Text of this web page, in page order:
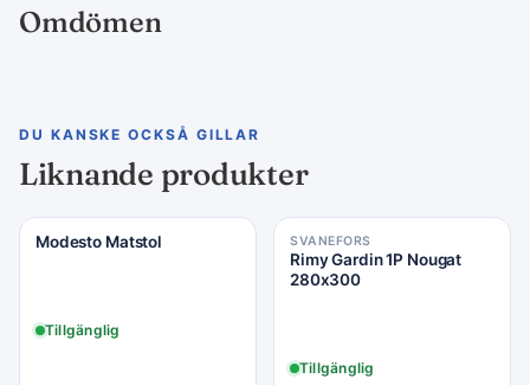
Omdömen
DU KANSKE OCKSÅ GILLAR
Liknande produkter
Modesto Matstol
Tillgänglig
SVANEFORS
Rimy Gardin 1P Nougat
280x300
Tillgänglig